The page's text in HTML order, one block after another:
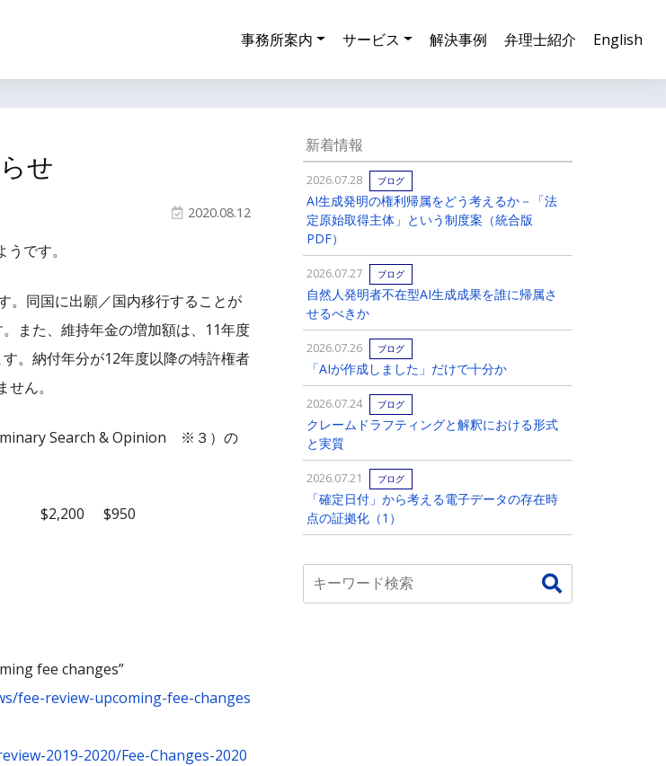
事務所案内 サービス 解決事例 弁理士紹介 English
せ
2020.08.12
です。
。同国に出願／国内移行することが
また、維持年金の増加額は、11年度
。納付年分が12年度以降の特許権者
ん。
Search & Opinion ※３）の
$2,200 $950
fee changes”
fee-review-upcoming-fee-changes
2019-2020/Fee-Changes-2020
新着情報
2026.07.28 ブログ
AI生成発明の権利帰属をどう考えるか－「法
定原始取得主体」という制度案（統合版
PDF）
2026.07.27 ブログ
自然人発明者不在型AI生成成果を誰に帰属さ
せるべきか
2026.07.26 ブログ
「AIが作成しました」だけで十分か
2026.07.24 ブログ
クレームドラフティングと解釈における形式
と実質
2026.07.21 ブログ
「確定日付」から考える電子データの存在時
点の証拠化（1）